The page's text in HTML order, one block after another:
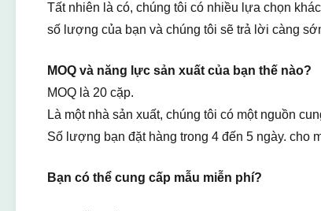
Tất nhiên là có, chúng tôi có nhiều lựa chọn
số lượng của bạn và chúng tôi sẽ trả lời càng
MOQ và năng lực sản xuất của bạn thế nào?
MOQ là 20 cặp.
Là một nhà sản xuất, chúng tôi có một nguồn
Số lượng bạn đặt hàng trong 4 đến 5 ngày. cho
Bạn có thể cung cấp mẫu miễn phí?